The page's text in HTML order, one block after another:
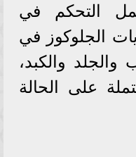
التحكم في
الجلوكوز في
والكبد،
على الحالة